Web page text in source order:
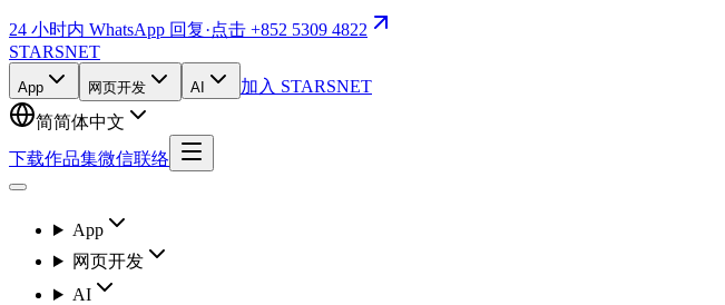
24 小时内 WhatsApp 回复·点击 +852 5309 4822
STARSNET
App 网页开发 AI
加入 STARSNET
简简体中文
下载作品集微信联络
App
网页开发
AI